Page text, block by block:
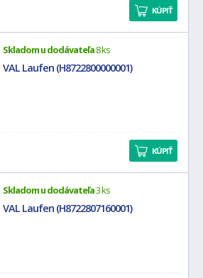
KÚPIŤ
Skladom u dodávateľa8 ks
VAL Laufen (H8722800000001)
KÚPIŤ
Skladom u dodávateľa3 ks
VAL Laufen (H8722807160001)